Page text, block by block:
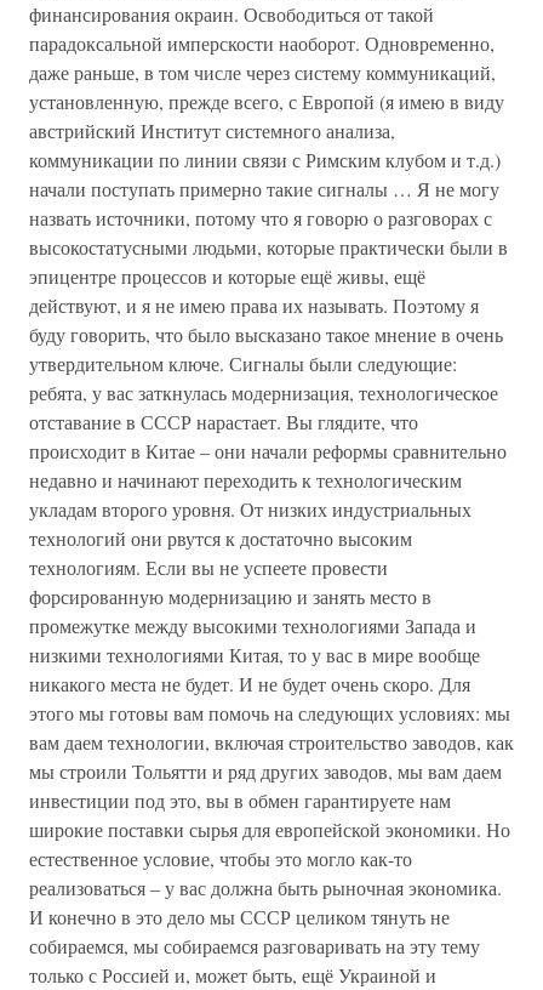
финансирования окраин. Освободиться от такой
парадоксальной имперскости наоборот. Одновременно,
даже раньше, в том числе через систему коммуникаций,
установленную, прежде всего, с Европой (я имею в виду
австрийский Институт системного анализа,
коммуникации по линии связи с Римским клубом и т.д.)
начали поступать примерно такие сигналы … Я не могу
назвать источники, потому что я говорю о разговорах с
высокостатусными людьми, которые практически были в
эпицентре процессов и которые ещё живы, ещё
действуют, и я не имею права их называть. Поэтому я
буду говорить, что было высказано такое мнение в очень
утвердительном ключе. Сигналы были следующие:
ребята, у вас заткнулась модернизация, технологическое
отставание в СССР нарастает. Вы глядите, что
происходит в Китае – они начали реформы сравнительно
недавно и начинают переходить к технологическим
укладам второго уровня. От низких индустриальных
технологий они рвутся к достаточно высоким
технологиям. Если вы не успеете провести
форсированную модернизацию и занять место в
промежутке между высокими технологиями Запада и
низкими технологиями Китая, то у вас в мире вообще
никакого места не будет. И не будет очень скоро. Для
этого мы готовы вам помочь на следующих условиях: мы
вам даем технологии, включая строительство заводов, как
мы строили Тольятти и ряд других заводов, мы вам даем
инвестиции под это, вы в обмен гарантируете нам
широкие поставки сырья для европейской экономики. Но
естественное условие, чтобы это могло как-то
реализоваться – у вас должна быть рыночная экономика.
И конечно в это дело мы СССР целиком тянуть не
собираемся, мы собираемся разговаривать на эту тему
только с Россией и, может быть, ещё Украиной и